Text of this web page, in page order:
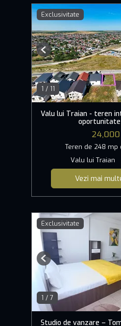
Exclusivitate
1 / 11
Previous
Valu lui Traian - teren
oportunitate
Teren de 248 mp
Valu lui Traian
Vezi mai
Exclusivitate
1 / 7
Previous
Studio de vanzare –